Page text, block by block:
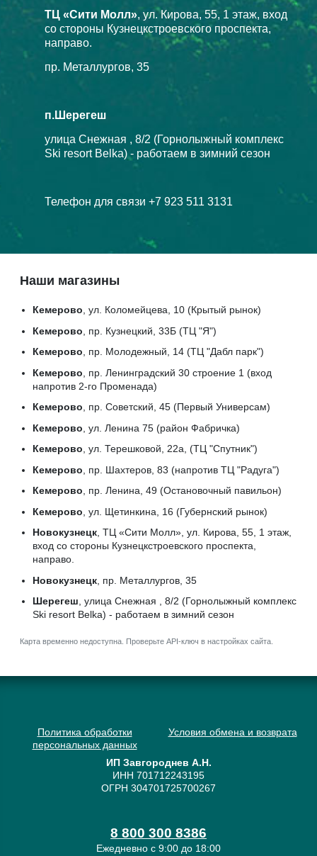
Наши магазины
Кемерово, ул. Коломейцева, 10 (Крытый рынок)
Кемерово , пр. Кузнецкий, 33Б (ТЦ "Я")
Кемерово, пр. Молодежный, 14 (ТЦ "Дабл парк")
Кемерово , пр. Ленинградский 30 строение 1 (вход
напротив 2-го Променада)
Кемерово, пр. Советский, 45 (Первый Универсам)
Кемерово , ул. Ленина 75 (район Фабричка)
Кемерово, ул. Терешковой, 22а, (ТЦ "Спутник")
Кемерово , пр. Шахтеров, 83 (напротив ТЦ "Радуга")
Кемерово, пр. Ленина, 49 (Остановочный павильон)
Кемерово , ул. Щетинкина, 16 (Губернский рынок)
Новокузнецк, ТЦ «Сити Молл», ул. Кирова, 55, 1 этаж,
вход со стороны Кузнецкстроевского проспекта,
направо.
Новокузнецк, пр. Металлургов, 35
Шерегеш, улица Снежная , 8/2 (Горнолыжный комплекс
Ski resort Belka) - работаем в зимний сезон
Карта временно недоступна. Проверьте API-ключ в настройках сайта.
ТЦ «Сити Молл», ул. Кирова, 55, 1 этаж, вход
со стороны Кузнецкстроевского проспекта,
направо.
пр. Металлургов, 35
п.Шерегеш
улица Снежная , 8/2 (Горнолыжный комплекс
Ski resort Belka) - работаем в зимний сезон
Телефон для связи +7 923 511 3131
Политика обработки
персональных данных
Условия обмена и возврата
ИП Завгороднев А.Н.
ИНН 701712243195
ОГРН 304701725700267
8 800 300 8386
Ежедневно с 9:00 до 18:00